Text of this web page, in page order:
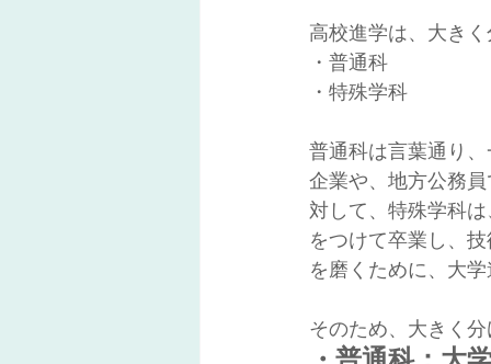
高校進学は、大き
・普通科
・特殊学科
普通科は言葉通り
企業や、地方公務
対して、特殊学科
をつけて卒業し、
を磨くために、大
そのため、大きく